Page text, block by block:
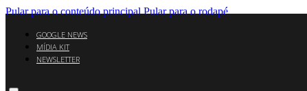
Pular para o conteúdo principal Pular para o rodapé
GOOGLE NEWS
MÍDIA KIT
NEWSLETTER